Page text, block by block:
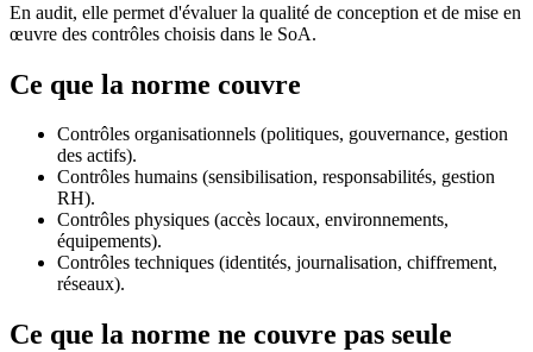
En audit, elle permet d'évaluer la qualité de conception et de mise en
œuvre des contrôles choisis dans le SoA.
Ce que la norme couvre
Contrôles organisationnels (politiques, gouvernance, gestion
des actifs).
Contrôles humains (sensibilisation, responsabilités, gestion
RH).
Contrôles physiques (accès locaux, environnements,
équipements).
Contrôles techniques (identités, journalisation, chiffrement,
réseaux).
Ce que la norme ne couvre pas seule